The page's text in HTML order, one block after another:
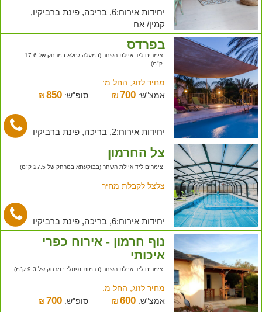
יחידות אירוח:6, בריכה, פינת ברביקיו,
קמין/ אח
בפרדס
צימרים ליד איילת השחר (במעלה גמלא במרחק של 17.6
ק"מ)
מחיר לזוג, החל מ:
אמצ"ש:
₪700 סופ"ש: ₪ 850
יחידות אירוח:2, בריכה, פינת ברביקיו
צל החרמון
צימרים ליד איילת השחר (בבוקעתא במרחק של 27.5 ק"מ)
צלצל לקבלת מחיר
יחידות אירוח:6, בריכה, פינת ברביקיו
נוף חרמון - אירוח כפרי
איכותי
צימרים ליד איילת השחר (ברמות נפתלי במרחק של 9.3 ק"מ)
מחיר לזוג, החל מ:
אמצ"ש:
₪600 סופ"ש: ₪ 700